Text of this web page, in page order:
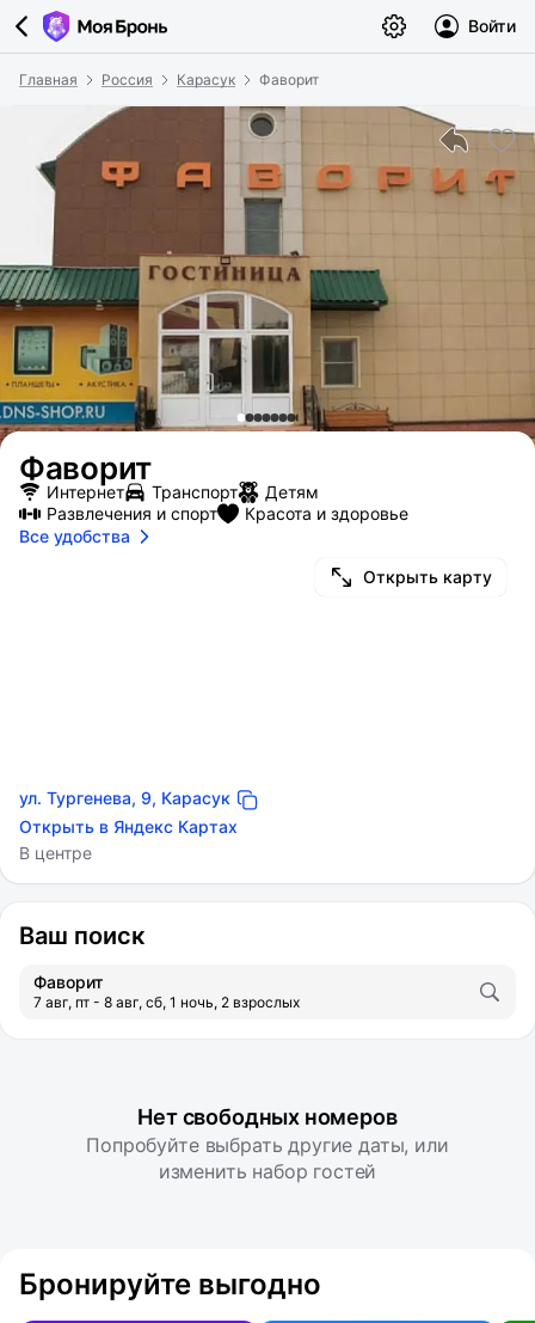
Войти
Главная Россия Карасук Фаворит
Фаворит
Открыть карту
ул. Тургенева, 9, Карасук
Открыть в Яндекс Картах
В центре
Интернет Транспорт
Детям
Развлечения и спорт
Красота и здоровье
Все удобства
Ваш поиск
Фаворит
7 авг, пт - 8 авг, сб, 1 ночь, 2 взрослых
Нет свободных номеров
Попробуйте выбрать другие даты, или
изменить набор гостей
Бронируйте выгодно